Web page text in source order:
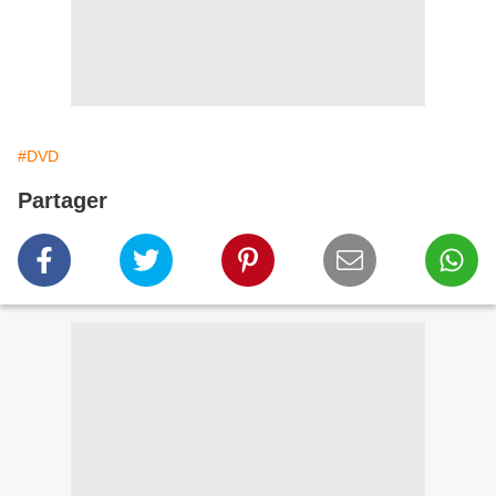
#DVD
Partager